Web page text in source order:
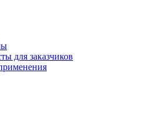
для заказчиков